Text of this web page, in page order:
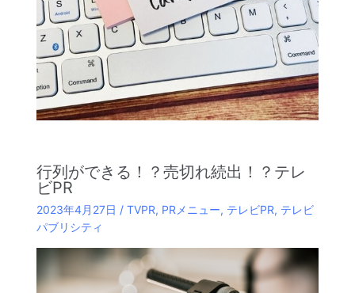
行列ができる！？売切れ続出！？テレ
ビPR
2023年4月27日 / TVPR, PRメニュー, テレビPR, テレビ
パブリシティ